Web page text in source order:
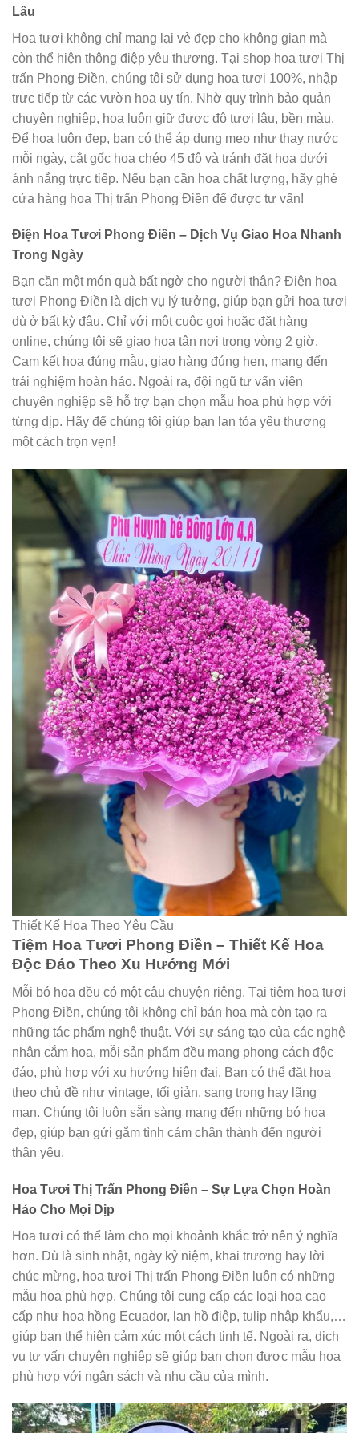
Lâu
Hoa tươi không chỉ mang lại vẻ đẹp cho không gian mà
còn thể hiện thông điệp yêu thương. Tại shop hoa tươi Thị
trấn Phong Điền, chúng tôi sử dụng hoa tươi 100%, nhập
trực tiếp từ các vườn hoa uy tín. Nhờ quy trình bảo quản
chuyên nghiệp, hoa luôn giữ được độ tươi lâu, bền màu.
Để hoa luôn đẹp, bạn có thể áp dụng mẹo như thay nước
mỗi ngày, cắt gốc hoa chéo 45 độ và tránh đặt hoa dưới
ánh nắng trực tiếp. Nếu bạn cần hoa chất lượng, hãy ghé
cửa hàng hoa Thị trấn Phong Điền để được tư vấn!
Điện Hoa Tươi Phong Điền – Dịch Vụ Giao Hoa Nhanh
Trong Ngày
Bạn cần một món quà bất ngờ cho người thân? Điện hoa
tươi Phong Điền là dịch vụ lý tưởng, giúp bạn gửi hoa tươi
dù ở bất kỳ đâu. Chỉ với một cuộc gọi hoặc đặt hàng
online, chúng tôi sẽ giao hoa tận nơi trong vòng 2 giờ.
Cam kết hoa đúng mẫu, giao hàng đúng hẹn, mang đến
trải nghiệm hoàn hảo. Ngoài ra, đội ngũ tư vấn viên
chuyên nghiệp sẽ hỗ trợ bạn chọn mẫu hoa phù hợp với
từng dịp. Hãy để chúng tôi giúp bạn lan tỏa yêu thương
một cách trọn vẹn!
Thiết Kế Hoa Theo Yêu Cầu
Tiệm Hoa Tươi Phong Điền – Thiết Kế Hoa
Độc Đáo Theo Xu Hướng Mới
Mỗi bó hoa đều có một câu chuyện riêng. Tại tiệm hoa tươi
Phong Điền, chúng tôi không chỉ bán hoa mà còn tạo ra
những tác phẩm nghệ thuật. Với sự sáng tạo của các nghệ
nhân cắm hoa, mỗi sản phẩm đều mang phong cách độc
đáo, phù hợp với xu hướng hiện đại. Bạn có thể đặt hoa
theo chủ đề như vintage, tối giản, sang trọng hay lãng
mạn. Chúng tôi luôn sẵn sàng mang đến những bó hoa
đẹp, giúp bạn gửi gắm tình cảm chân thành đến người
thân yêu.
Hoa Tươi Thị Trấn Phong Điền – Sự Lựa Chọn Hoàn
Hảo Cho Mọi Dịp
Hoa tươi có thể làm cho mọi khoảnh khắc trở nên ý nghĩa
hơn. Dù là sinh nhật, ngày kỷ niệm, khai trương hay lời
chúc mừng, hoa tươi Thị trấn Phong Điền luôn có những
mẫu hoa phù hợp. Chúng tôi cung cấp các loại hoa cao
cấp như hoa hồng Ecuador, lan hồ điệp, tulip nhập khẩu,…
giúp bạn thể hiện cảm xúc một cách tinh tế. Ngoài ra, dịch
vụ tư vấn chuyên nghiệp sẽ giúp bạn chọn được mẫu hoa
phù hợp với ngân sách và nhu cầu của mình.